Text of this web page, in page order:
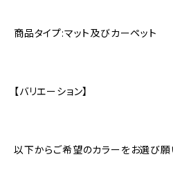
商品タイプ:マット及びカーペット
【バリエーション】
以下からご希望のカラーをお選び願